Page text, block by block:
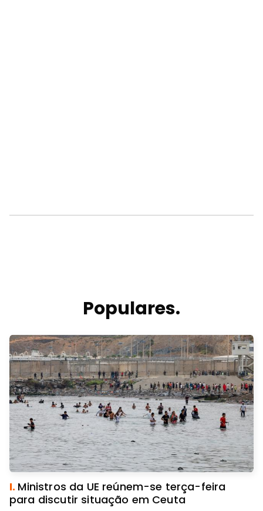
Populares.
I. Ministros da UE reúnem-se terça-feira
para discutir situação em Ceuta